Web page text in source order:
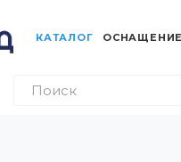
КАТАЛОГ